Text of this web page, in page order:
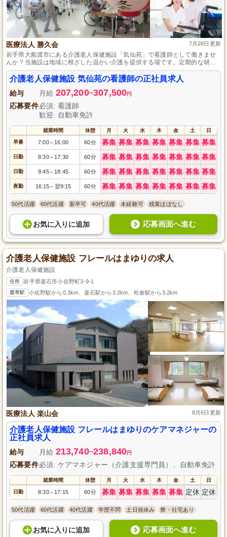
医療法人 勝久会 7月28日更新
岩手県大船渡市にある介護老人保健施設「気仙苑」で看護師として働きませ
んか？当施設は地域に根ざした温かい介護を提供する場です。定期的な研修
でスキルアップを図りながら充実した福利厚生も受けられます。自動車通勤
が可能なため、通勤も便利。入居者様の安心と笑顔を支えるやりがいのある
仕事です。あなたの力を貸してください。ご応募お待ちしています。
介護老人保健施設 気仙苑の看護師の正社員求人
給与 月給 207,200~307,500円
応募要件必須: 看護師
歓迎: 自動車免許
就業時間 休憩 月 火 水 木 金 土 日
早番 7:00～ 16:00 60分 募集 募集 募集 募集 募集 募集 募集
日勤 8:30～ 17:30 60分 募集 募集 募集 募集 募集 募集 募集
日勤 9:45～ 18:45 60分 募集 募集 募集 募集 募集 募集 募集
夜勤 16:15～ 翌9:15 60分 募集 募集 募集 募集 募集 募集 募集
50代活躍 60代活躍 新卒可 40代活躍 未経験可 残業ほぼなし
お気に入り に追加 応募画面へ進む
介護老人保健施設 フレールはまゆりの求人
介護老人保健施設
住所 岩手県釜石市小佐野町3-9-1
最寄駅 小佐野駅から0.3km、釜石駅から3.2km、松倉駅から3.2km
医療法人 楽山会 8月6日更新
介護老人保健施設 フレールはまゆりのケアマネジャーの
正社員求人
給与 月給 213,740~238,840円
応募要件必須: ケアマネジャー（介護支援専門員）、自動車免許
就業時間 休憩 月 火 水 木 金 土 日
日勤 8:30～ 17:15 60分 募集 募集 募集 募集 募集 定休 定休
50代活躍 60代活躍 40代活躍 学歴不問 土日祝休み 寮・社宅あり
お気に入り に追加 応募画面へ進む